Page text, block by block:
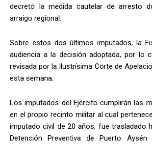
decretó la medida cautelar de arresto
arraigo regional.
Sobre estos dos últimos imputados, la
audiencia a la decisión adoptada, por lo
revisada por la Ilustrísima Corte de
esta semana.
Los imputados del Ejército cumplirán las
en el propio recinto militar al cual
imputado civil de 20 años, fue trasladado
Detención Preventiva de Puerto